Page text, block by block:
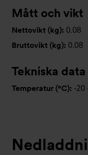
Mått och vikt
Nettovikt (kg): 0.08
Bruttovikt (kg): 0.08
Tekniska data
Temperatur (°C): -20